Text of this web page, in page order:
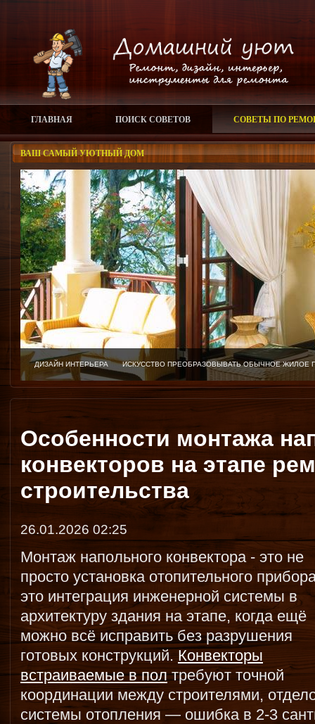
ГЛАВНАЯ ПОИСК СОВЕТОВ СОВЕТЫ ПО
ВАШ САМЫЙ УЮТНЫЙ ДОМ
ЗАГ- ХОР-
Особенности монтажа
конвекторов на этапе
строительства
26.01.2026 02:25
Монтаж напольного конвектора - это не
просто установка отопительного
это интеграция инженерной системы в
архитектуру здания на этапе, когда ещё
можно всё исправить без разрушения
готовых конструкций.Конвекторы
встраиваемые в полтребуют точной
координации между строителями,
системы отопления — ошибка в 2-3